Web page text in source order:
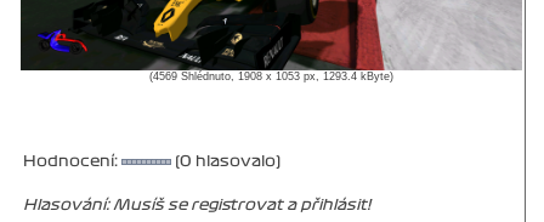
(4569 Shlédnuto, 1908 x 1053 px, 1293.4 kByte)
Hodnocení: (0 hlasovalo)
Hlasování: Musíš se registrovat a přihlásit!